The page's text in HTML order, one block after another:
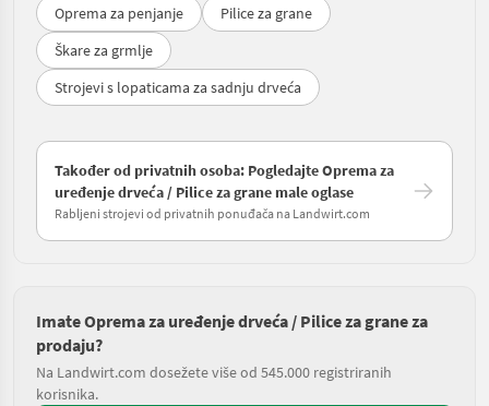
Oprema za penjanje
Pilice za grane
Škare za grmlje
Strojevi s lopaticama za sadnju drveća
Također od privatnih osoba: Pogledajte Oprema za
uređenje drveća / Pilice za grane male oglase
Rabljeni strojevi od privatnih ponuđača na Landwirt.com
Imate Oprema za uređenje drveća / Pilice za grane za
prodaju?
Na Landwirt.com dosežete više od 545.000 registriranih
korisnika.